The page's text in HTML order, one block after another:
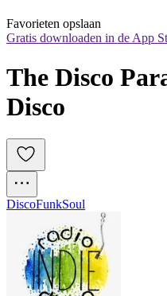
Favorieten opslaan
Gratis downloaden in de App
The Disco
Disco
DiscoFunkSoul